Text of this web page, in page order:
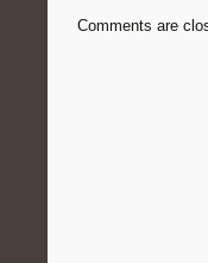
Comments are